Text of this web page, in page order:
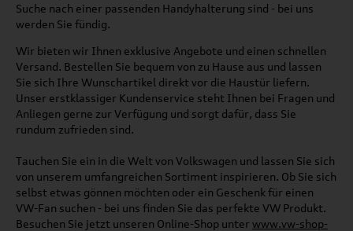
Suche nach einer passenden Handyhalterung sind - bei uns
werden Sie fündig.
Wir bieten wir Ihnen exklusive Angebote und einen schnellen
Versand. Bestellen Sie bequem von zu Hause aus und lassen
Sie sich Ihre Wunschartikel direkt vor die Haustür liefern.
Unser erstklassiger Kundenservice steht Ihnen bei Fragen und
Anliegen gerne zur Verfügung und sorgt dafür, dass Sie
rundum zufrieden sind.
Tauchen Sie ein in die Welt von Volkswagen und lassen Sie sich
von unserem umfangreichen Sortiment inspirieren. Ob Sie sich
selbst etwas gönnen möchten oder ein Geschenk für einen
VW-Fan suchen - bei uns finden Sie das perfekte VW Produkt.
Besuchen Sie jetzt unseren Online-Shop unter www.vw-shop-